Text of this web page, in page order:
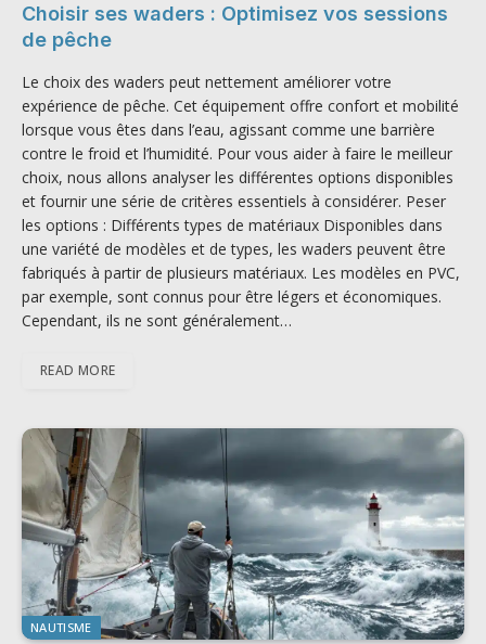
Choisir ses waders : Optimisez vos sessions
de pêche
Le choix des waders peut nettement améliorer votre
expérience de pêche. Cet équipement offre confort et mobilité
lorsque vous êtes dans l’eau, agissant comme une barrière
contre le froid et l’humidité. Pour vous aider à faire le meilleur
choix, nous allons analyser les différentes options disponibles
et fournir une série de critères essentiels à considérer. Peser
les options : Différents types de matériaux Disponibles dans
une variété de modèles et de types, les waders peuvent être
fabriqués à partir de plusieurs matériaux. Les modèles en PVC,
par exemple, sont connus pour être légers et économiques.
Cependant, ils ne sont généralement…
READ MORE
NAUTISME